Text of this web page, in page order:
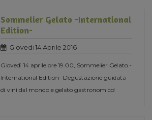
Sommelier Gelato -International
Edition-
Giovedi 14 Aprile 2016
Giovedì 14 aprile ore 19.00, Sommelier Gelato -
International Edition- Degustazione guidata
di vini dal mondo e gelato gastronomico!